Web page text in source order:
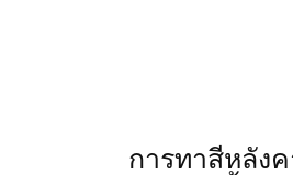
การทาสีหลัง